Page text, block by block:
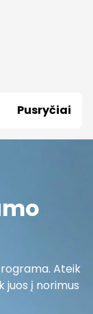
Pusryčiai
Ateik
juos į norimus